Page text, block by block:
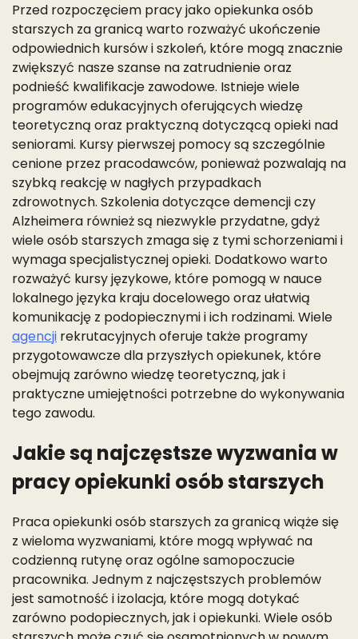
Przed rozpoczęciem pracy jako opiekunka osób
starszych za granicą warto rozważyć ukończenie
odpowiednich kursów i szkoleń, które mogą znacznie
zwiększyć nasze szanse na zatrudnienie oraz
podnieść kwalifikacje zawodowe. Istnieje wiele
programów edukacyjnych oferujących wiedzę
teoretyczną oraz praktyczną dotyczącą opieki nad
seniorami. Kursy pierwszej pomocy są szczególnie
cenione przez pracodawców, ponieważ pozwalają na
szybką reakcję w nagłych przypadkach
zdrowotnych. Szkolenia dotyczące demencji czy
Alzheimera również są niezwykle przydatne, gdyż
wiele osób starszych zmaga się z tymi schorzeniami i
wymaga specjalistycznej opieki. Dodatkowo warto
rozważyć kursy językowe, które pomogą w nauce
lokalnego języka kraju docelowego oraz ułatwią
komunikację z podopiecznymi i ich rodzinami. Wiele
agencji rekrutacyjnych oferuje także programy
przygotowawcze dla przyszłych opiekunek, które
obejmują zarówno wiedzę teoretyczną, jak i
praktyczne umiejętności potrzebne do wykonywania
tego zawodu.
Jakie są najczęstsze wyzwania w
pracy opiekunki osób starszych
Praca opiekunki osób starszych za granicą wiąże się
z wieloma wyzwaniami, które mogą wpływać na
codzienną rutynę oraz ogólne samopoczucie
pracownika. Jednym z najczęstszych problemów
jest samotność i izolacja, które mogą dotykać
zarówno podopiecznych, jak i opiekunki. Wiele osób